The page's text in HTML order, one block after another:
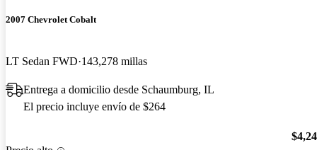
2007 Chevrolet Cobalt
LT Sedan FWD 143,278 millas
Entrega a domicilio desde Schaumburg, IL
El precio incluye envío de $264